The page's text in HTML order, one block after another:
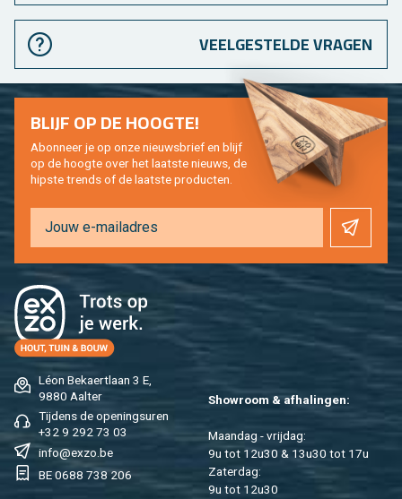
VEELGESTELDE VRAGEN
Léon Be­kaert­laan 3 E,
9880 Aal­ter
Tij­dens de ope­nings­uren
+32 9 292 73 03
info@​exzo.​be
BE 0688 738 206
Show­room & af­ha­lin­gen:
Maan­dag - vrij­dag:
9u tot 12u30 & 13u30 tot 17u
Za­ter­dag:
9u tot 12u30
BLIJF OP DE HOOG­TE!
Abon­neer je op onze nieuws­brief en blijf
op de hoog­te over het laat­ste nieuws, de
hip­s­te trends of de laat­ste pro­duc­ten.